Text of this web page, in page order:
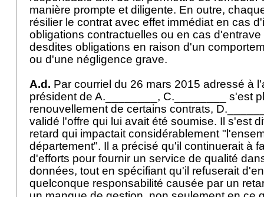
manière prompte et diligente. En outre,
résilier le contrat avec effet immédiat en cas
obligations contractuelles ou en cas
desdites obligations en raison d'un
ou d'une négligence grave.
A.d. Par courriel du 26 mars 2015 adressé à
président de A.________, C.________ s'est
renouvellement de certains contrats,
validé l'offre qui lui avait été soumise. Il s'est
retard qui impactait considérablement
département". Il a précisé qu'il continuerait à
d'efforts pour fournir un service de qualité
données, tout en spécifiant qu'il refuserait
quelconque responsabilité causée par un